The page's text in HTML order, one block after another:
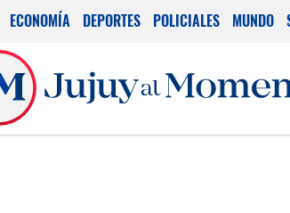
ECONOMÍA DEPORTES POLICIALES MUNDO